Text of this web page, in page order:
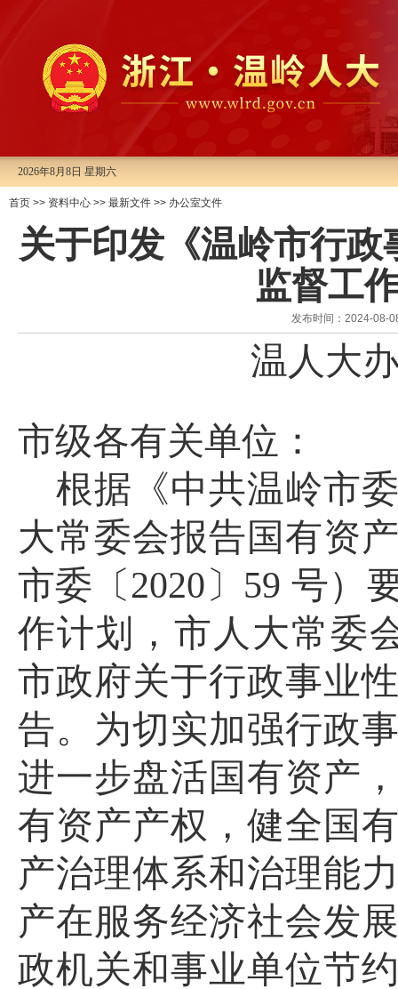
2026年8月8日 星期六
首页 >> 资料中心 >> 最新文件 >> 办公室文件
关于印发《温岭市行
监督工
发布时间：2024-
温人大
市级各有关单位：
根据《中共温岭市
大常委会报告国有资
市委〔2020〕59 号）
作计划，市人大常委
市政府关于行政事业
告。 为切实加强行政
进一步盘活国有资产
有资产产权，健全国
产治理体系和治理能
产在服务经济社会发
政机关和事业单位节